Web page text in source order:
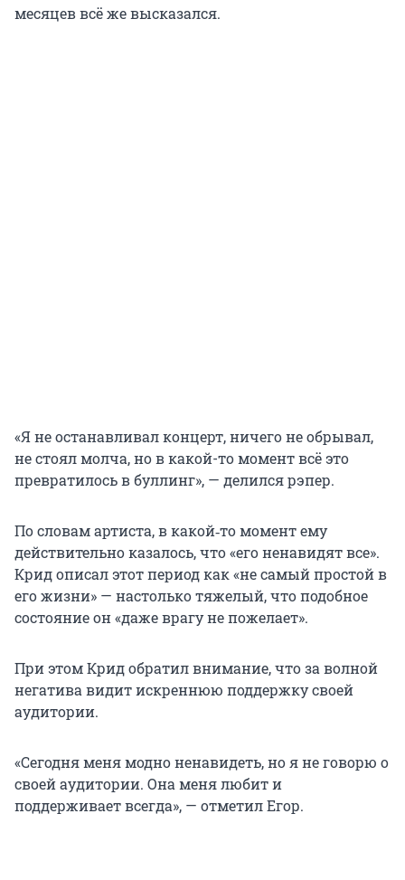
месяцев всё же высказался.
«Я не останавливал концерт, ничего не обрывал,
не стоял молча, но в какой-то момент всё это
превратилось в буллинг», — делился рэпер.
По словам артиста, в какой‑то момент ему
действительно казалось, что «его ненавидят все».
Крид описал этот период как «не самый простой в
его жизни» — настолько тяжелый, что подобное
состояние он «даже врагу не пожелает».
При этом Крид обратил внимание, что за волной
негатива видит искреннюю поддержку своей
аудитории.
«Сегодня меня модно ненавидеть, но я не говорю о
своей аудитории. Она меня любит и
поддерживает всегда», — отметил Егор.